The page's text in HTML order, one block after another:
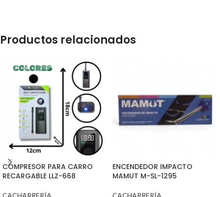
Productos relacionados
COMPRESOR PARA CARRO
RECARGABLE LLZ-668
CACHARRERÍA
ENCENDEDOR IMPACTO
MAMUT M-SL-1295
CACHARRERÍA